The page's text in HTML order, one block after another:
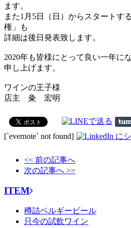
ます。
また1月5日（日）からスタートす
権」も
詳細は後日発表致します。
2020年も皆様にとって良い一年に
申し上げます。
ワインの王子様
店主 粂 宏明
[`evernote` not found]
<< 前の記事へ
次の記事へ >>
ITEM
樽詰ベルギービール
只今の試飲ワイン